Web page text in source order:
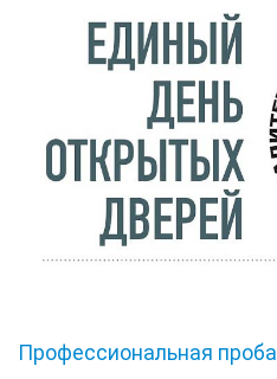
Профессиональная проба